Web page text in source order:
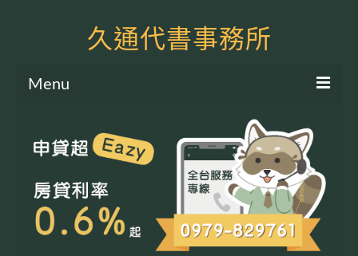
久通代書事務所
Menu
土地二胎申貸
房屋二胎申貸
軍公教貸款